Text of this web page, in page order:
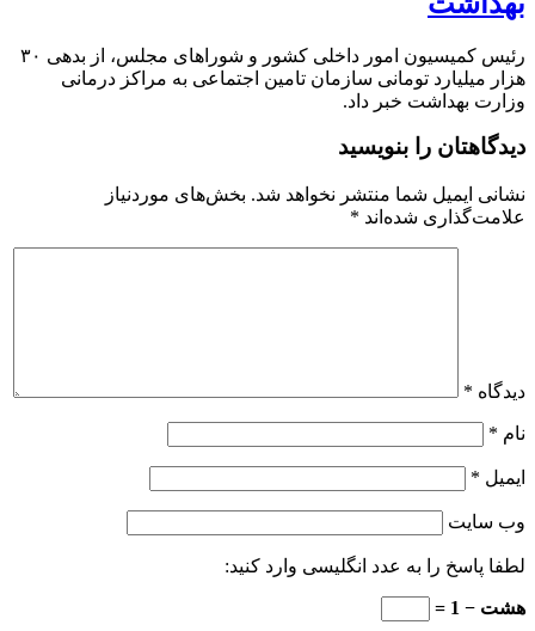
رئیس کمیسیون امور داخلی کشور و شوراهای مجلس، از بدهی ۳۰
هزار میلیارد تومانی سازمان تامین اجتماعی به مراکز درمانی
وزارت بهداشت خبر داد.
دیدگاهتان را بنویسید
نشانی ایمیل شما منتشر نخواهد شد. بخش‌های موردنیاز
علامت‌گذاری شده‌اند *
دیدگاه *
نام *
ایمیل *
وب‌ سایت
لطفا پاسخ را به عدد انگلیسی وارد کنید:
هشت − 1 =